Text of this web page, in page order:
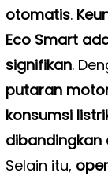
otomatis.
Eco Smart
signifikan.
putaran
konsumsi
dibandingkan
Selain itu,